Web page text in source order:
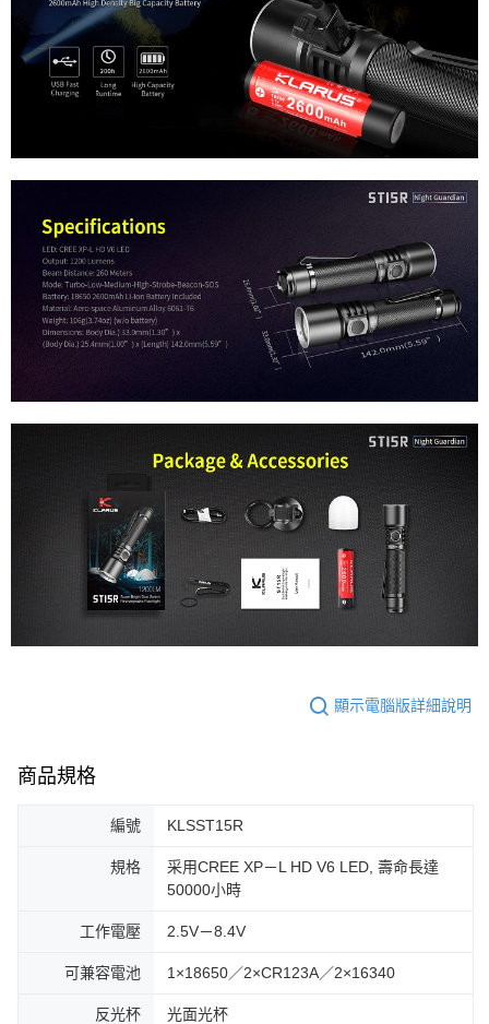
顯示電腦版詳細說明
商品規格
編號 KLSST15R
規格
采用CREE XP－L HD V6 LED, 壽命長達
50000小時
工作電壓 2.5V－8.4V
可兼容電池 1×18650／2×CR123A／2×16340
反光杯 光面光杯